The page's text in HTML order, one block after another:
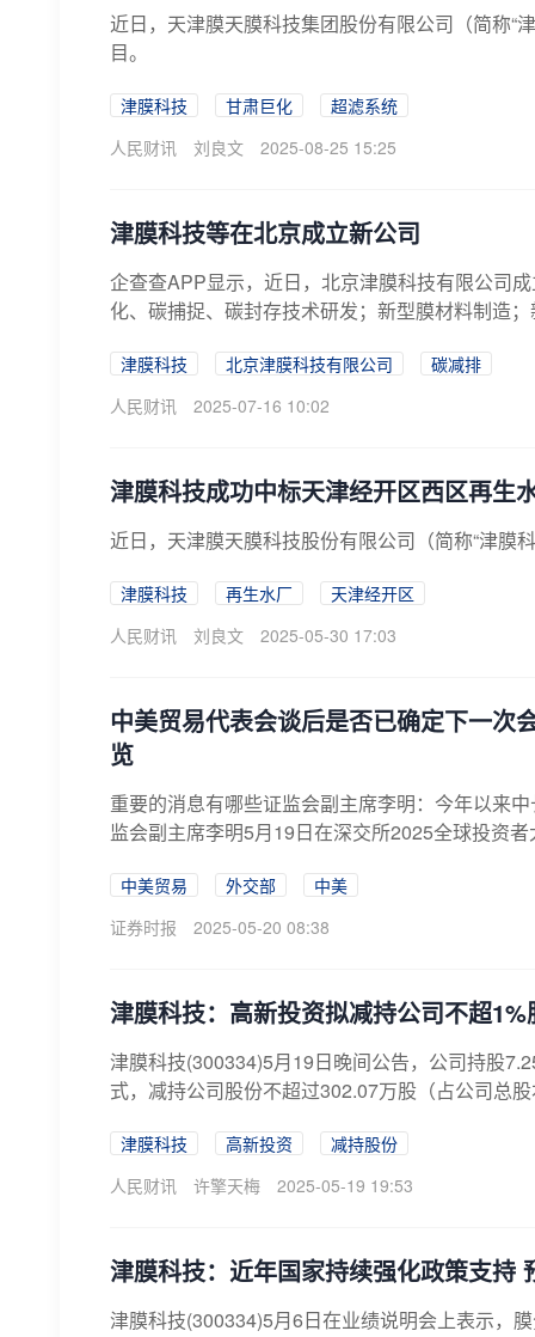
近日，天津膜天膜科技集团股份有限公司（简称“
目。
津膜科技 甘肃巨化
超滤系统
人民财讯
刘良文 2025-08-25 15:25
津膜科技等在北京成立新公司
企查查APP显示，近日，北京津膜科技有限公司
化、碳捕捉、碳封存技术研发；新型膜材料制造
津膜科技 北京津膜科技有限公司
碳减排
人民财讯
2025-07-16 10:02
津膜科技成功中标天津经开区西区再生
近日，天津膜天膜科技股份有限公司（简称“津膜
津膜科技 再生水厂
天津经开区
人民财讯
刘良文 2025-05-30 17:03
中美贸易代表会谈后是否已确定下一
览
重要的消息有哪些证监会副主席李明：今年以来
监会副主席李明5月19日在深交所2025全球投资
中美贸易 外交部
中美
证券时报
2025-05-20 08:38
津膜科技：高新投资拟减持公司不超1%
津膜科技(300334)5月19日晚间公告，公司持股
式，减持公司股份不超过302.07万股（占公司总
津膜科技 高新投资
减持股份
人民财讯
许擎天梅 2025-05-19 19:53
津膜科技：近年国家持续强化政策支持
津膜科技(300334)5月6日在业绩说明会上表示，